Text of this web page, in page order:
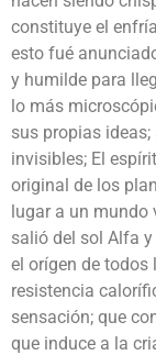
constituye el
esto fué
y humilde para
lo más
sus propias
invisibles; El
original de los
lugar a un mundo
salió del sol Alfa
el orígen de todos
resistencia
sensación; que
que induce a la